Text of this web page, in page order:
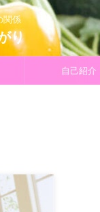
関係
り
自己紹介